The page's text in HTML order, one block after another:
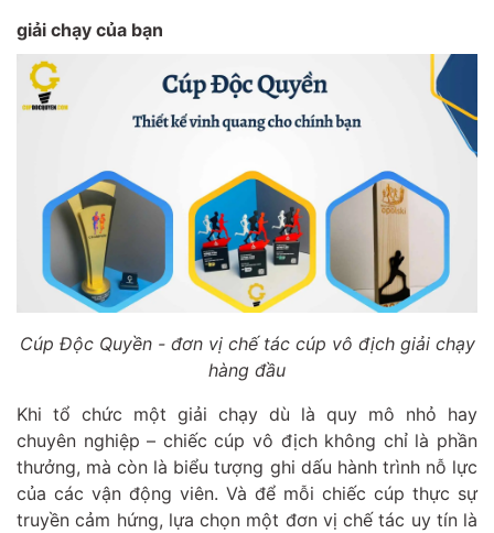
giải chạy của bạn
Cúp Độc Quyền - đơn vị chế tác cúp vô địch giải chạy
hàng đầu
Khi tổ chức một giải chạy dù là quy mô nhỏ hay
chuyên nghiệp – chiếc cúp vô địch không chỉ là phần
thưởng, mà còn là biểu tượng ghi dấu hành trình nỗ lực
của các vận động viên. Và để mỗi chiếc cúp thực sự
truyền cảm hứng, lựa chọn một đơn vị chế tác uy tín là